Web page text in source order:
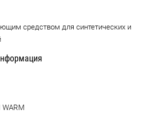
средством для синтетических и